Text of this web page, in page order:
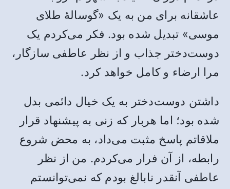
عاشقانه برای من به یک «گوسالۀ طلای
موسی» تبدیل شده بود. فکر می‌کردم یک
دوست‌دختر جذاب و از نظر عاطفی سازگار،
مرا ارضاء و کامل خواهد کرد.
داشتن دوست‌دختر به یک خیال دائمی بدل
شده بود؛ اما هربار که زنی به پیشنهاد قرار
ملاقاتم پاسخ مثبت می‌داد، به محض شروع
رابطه، از آن فرار می‌کردم. من از نظر
عاطفی آنقدر نابالغ بودم که نمی‌توانستم